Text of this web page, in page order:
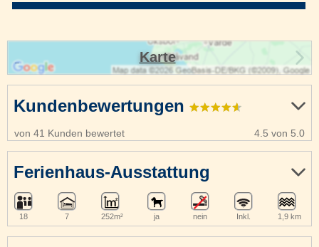
Kundenbewertungen
von 41 Kunden bewertet 4.5 von 5.0
Ferienhaus-Ausstattung
18 7 252m² ja nein Inkl. 1,9 km
Karte